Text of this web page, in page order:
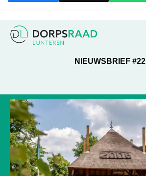
NIEUWSBRIEF #22